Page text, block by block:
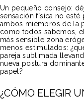
Un pequeño consejo:
sensación física no
ambos miembros de la
como todos sabemos,
más sensible zona
menos estimulados:
pareja sublimada
nueva postura
papel?
¿CÓMO ELEGIR